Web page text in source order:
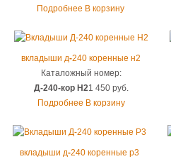
Подробнее В корзину
вкладыши д-240 коренные н2
Каталожный номер:
Д-240-кор Н21 450 руб.
Подробнее В корзину
вкладыши д-240 коренные р3